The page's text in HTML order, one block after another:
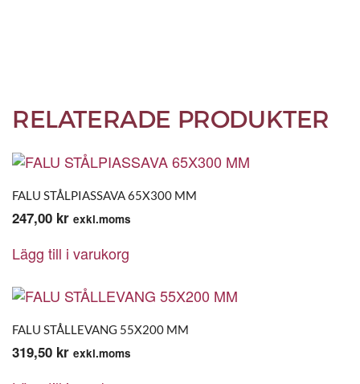
RELATERADE PRODUKTER
FALU STÅLPIASSAVA 65X300 MM
247,00 kr exkl.moms
Lägg till i varukorg
FALU STÅLLEVANG 55X200 MM
319,50 kr exkl.moms